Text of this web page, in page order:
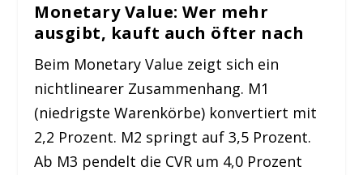
Monetary Value: Wer mehr
ausgibt, kauft auch öfter nach
Beim Monetary Value zeigt sich ein
nichtlinearer Zusammenhang. M1
(niedrigste Warenkörbe) konvertiert mit
2,2 Prozent. M2 springt auf 3,5 Prozent.
Ab M3 pendelt die CVR um 4,0 Prozent